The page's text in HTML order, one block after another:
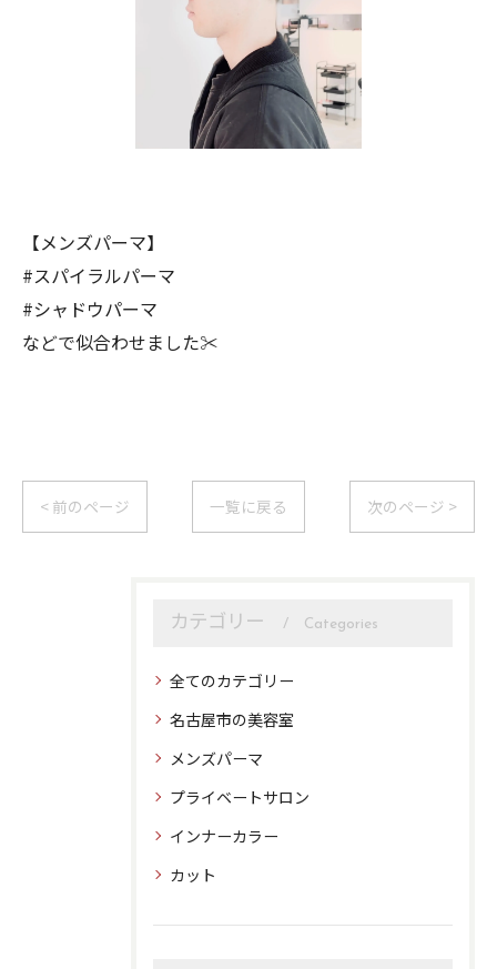
【メンズパーマ】
#スパイラルパーマ
#シャドウパーマ
などで似合わせました✂︎
< 前のページ 一覧に戻る 次のページ >
カテゴリー Categories
全てのカテゴリー
名古屋市の美容室
メンズパーマ
プライベートサロン
インナーカラー
カット